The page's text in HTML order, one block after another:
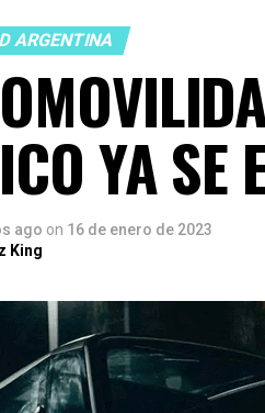
ARGENTINA
YA
ago on 16 de enero de 2023
King